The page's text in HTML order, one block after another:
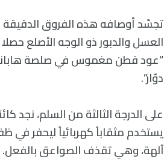
تجسّد أوصافه هذه الفروق الدقيقة
“عود قطن مغموس في صلصة
دوّار”.
على الدرجة الثالثة من السلم، نجد
يستخدم مثقاباً كهربائياً ليحفر في
آلهة، وهي تقذف الصواعق